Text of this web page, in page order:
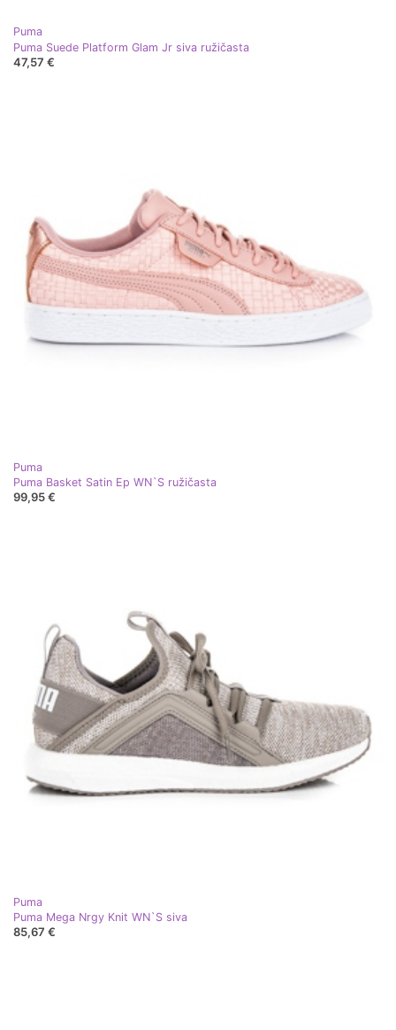
Puma
Puma Suede Platform Glam Jr siva ružičasta
47,57 €
Puma
Puma Basket Satin Ep WN`S ružičasta
99,95 €
Puma
Puma Mega Nrgy Knit WN`S siva
85,67 €